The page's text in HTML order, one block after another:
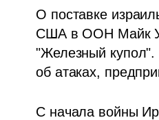
О поставке
США в ООН Майк
"Железный купол".
об атаках,
С начала войны